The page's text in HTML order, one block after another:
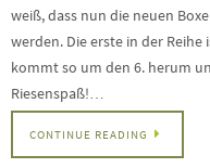
weiß, dass nun die neuen
werden. Die erste in der
kommt so um den 6. herum
Riesenspaß!…
CONTINUE READING